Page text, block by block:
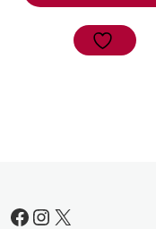
Facebook
Instagram
X